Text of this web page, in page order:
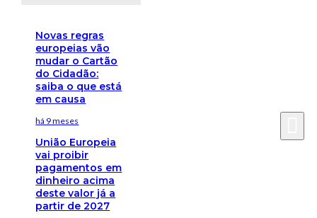
Novas regras
europeias vão
mudar o Cartão
do Cidadão:
saiba o que está
em causa
há 9 meses
União Europeia
vai proibir
pagamentos em
dinheiro acima
deste valor já a
partir de 2027